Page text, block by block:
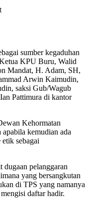
sumber kegaduhan
KPU Buru, Walid
Mandat, H. Adam, SH,
Arwin Kaimudin,
saksi Gub/Wagub
Pattimura di kantor
Kehormatan
kemudian ada
sebagai
pelanggaran
yang bersangkutan
di TPS yang namanya
daftar hadir.